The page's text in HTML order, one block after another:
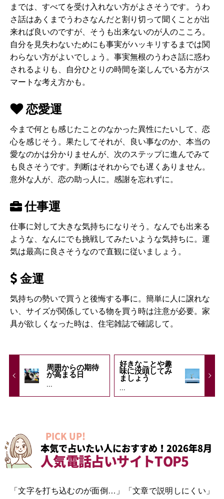
までは、すべてを受け入れない方がよさそうです。うわ
さ話はあくまでうわさなんだと割り切って聞くことが出
来れば良いのですが、そうも出来ないのが人のこころ。
自分を見失わないためにも事実がハッキリするまでは関
わらない方がよいでしょう。事実無根のうわさ話に惑わ
されるよりも、自分ひとりの時間を楽しんでいる方がス
マートな考え方かも。
恋愛運
今まで何とも感じたことのなかった異性にたいして、恋
心を感じそう。果たしてそれが、良い事なのか、本当の
愛なのかは分かりませんが、次のステップに進んでみて
も良さそうです。判断はそれからでも遅くありません。
意外な人が、恋の助っ人に。感謝を忘れずに。
仕事運
仕事に対して大きな気持ちになりそう。なんでも出来る
ような、なんにでも挑戦してみたいような気持ちに。運
気は最高に良さそうなので直観に従いましょう。
金運
気持ちの勢いで買うと後悔する事に。簡単に人に譲れな
い、サイズが関係している物を買う時は注意が必要。家
具が欲しくなった時は、住宅雑誌で確認して。
周囲からの期待
が高まる日
...
好きなことや趣
味に没頭してみ
ましょう
...
PICK UP!
本気で占いたい人におすすめ！2026年8月
人気電話占いサイトTOP5
「文字を打ち込むのが面倒…」「文章で説明しにくい」